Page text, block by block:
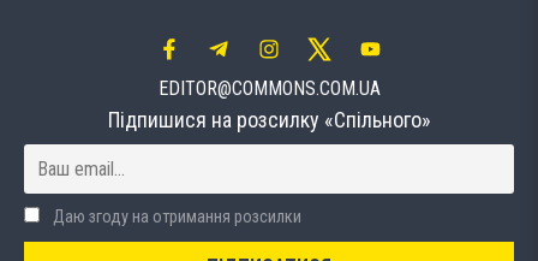
EDITOR@COMMONS.COM.UA
Підпишися на розсилку «Спільного»
Даю згоду на отримання розсилки